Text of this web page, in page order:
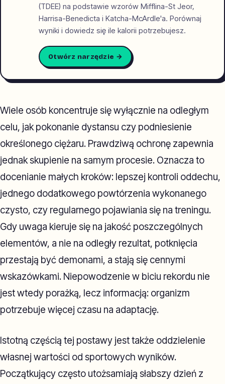
(TDEE) na podstawie wzorów Mifflina-St Jeor,
Harrisa-Benedicta i Katcha-McArdle'a. Porównaj
wyniki i dowiedz się ile kalorii potrzebujesz.
Otwórz narzędzie →
Wiele osób koncentruje się wyłącznie na odległym
celu, jak pokonanie dystansu czy podniesienie
określonego ciężaru. Prawdziwą ochronę zapewnia
jednak skupienie na samym procesie. Oznacza to
docenianie małych kroków: lepszej kontroli oddechu,
jednego dodatkowego powtórzenia wykonanego
czysto, czy regularnego pojawiania się na treningu.
Gdy uwaga kieruje się na jakość poszczególnych
elementów, a nie na odległy rezultat, potknięcia
przestają być demonami, a stają się cennymi
wskazówkami. Niepowodzenie w biciu rekordu nie
jest wtedy porażką, lecz informacją: organizm
potrzebuje więcej czasu na adaptację.
Istotną częścią tej postawy jest także oddzielenie
własnej wartości od sportowych wyników.
Początkujący często utożsamiają słabszy dzień z